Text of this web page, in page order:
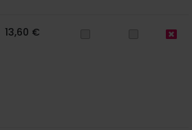
13,60 €